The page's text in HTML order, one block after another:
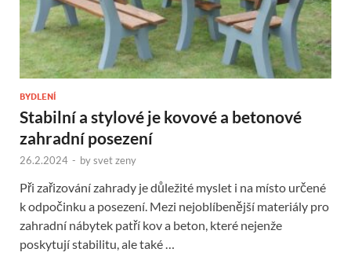
BYDLENÍ
Stabilní a stylové je kovové a betonové
zahradní posezení
26.2.2024 - bysvet zeny
Při zařizování zahrady je důležité myslet i na místo určené
k odpočinku a posezení. Mezi nejoblíbenější materiály pro
zahradní nábytek patří kov a beton, které nejenže
poskytují stabilitu, ale také …